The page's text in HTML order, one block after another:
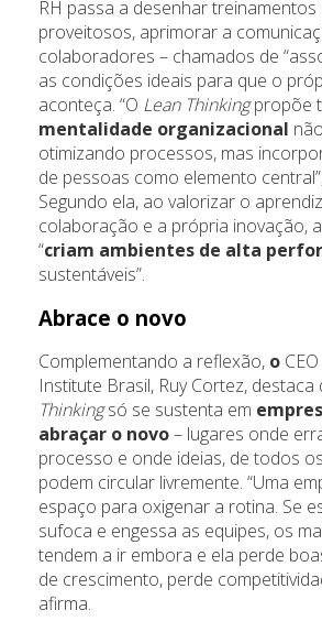
RH passa a desenhar treinamentos
proveitosos, aprimorar a
colaboradores – chamados de
as condições ideais para que o
aconteça. “O Lean Thinkingpropõe
mentalidade organizacional
otimizando processos, mas
de pessoas como elemento
Segundo ela, ao valorizar o
colaboração e a própria inovação,
“criam ambientes de alta
sustentáveis”.
Abrace o novo
Complementando a reflexão, o
Institute Brasil, Ruy Cortez, destaca
Thinkingsó se sustenta em
abraçar o novo– lugares onde
processo e onde ideias, de todos
podem circular livremente. “Uma
espaço para oxigenar a rotina. Se
sufoca e engessa as equipes, os
tendem a ir embora e ela perde
de crescimento, perde
afirma.